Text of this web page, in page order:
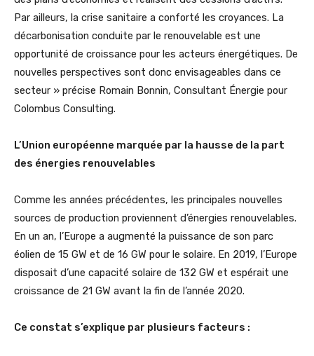
Par ailleurs, la crise sanitaire a conforté les croyances. La
décarbonisation conduite par le renouvelable est une
opportunité de croissance pour les acteurs énergétiques. De
nouvelles perspectives sont donc envisageables dans ce
secteur » précise Romain Bonnin, Consultant Énergie pour
Colombus Consulting.
L’Union européenne marquée par la hausse de la part
des énergies renouvelables
Comme les années précédentes, les principales nouvelles
sources de production proviennent d’énergies renouvelables.
En un an, l’Europe a augmenté la puissance de son parc
éolien de 15 GW et de 16 GW pour le solaire. En 2019, l’Europe
disposait d’une capacité solaire de 132 GW et espérait une
croissance de 21 GW avant la fin de l’année 2020.
Ce constat s’explique par plusieurs facteurs :